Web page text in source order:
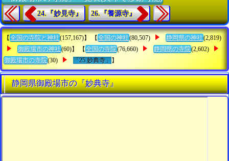
24.『妙見寺』 26.『養源寺』
【 全国の寺院と神社(157,167)】 【 全国の神社(80,507) 静岡県の神社(2,819)
御殿場市の神社(60)】 【 全国の寺院(76,660) 静岡県の寺院(2,602)
御殿場市の寺院(30) 「25.妙典寺」 】
静岡県御殿場市の『妙典寺』